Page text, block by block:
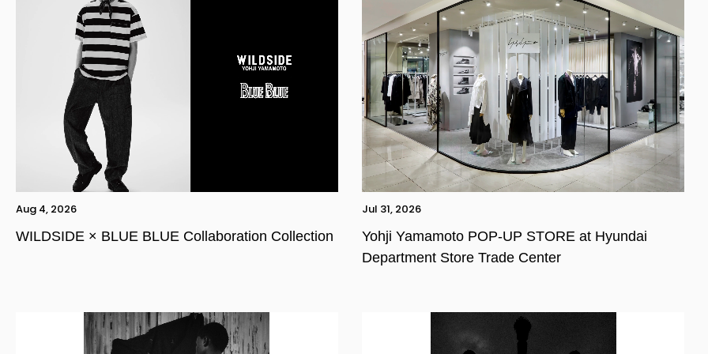
Aug 4, 2026
WILDSIDE × BLUE BLUE Collaboration Collection
Jul 31, 2026
Yohji Yamamoto POP-UP STORE at Hyundai
Department Store Trade Center